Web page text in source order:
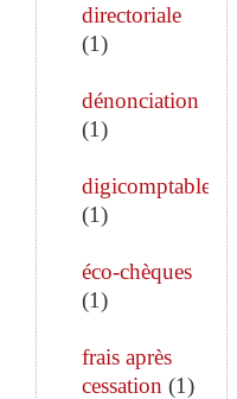
directoriale
(1)
dénonciation
(1)
digicomptable
(1)
éco-chèques
(1)
frais après
cessation (1)